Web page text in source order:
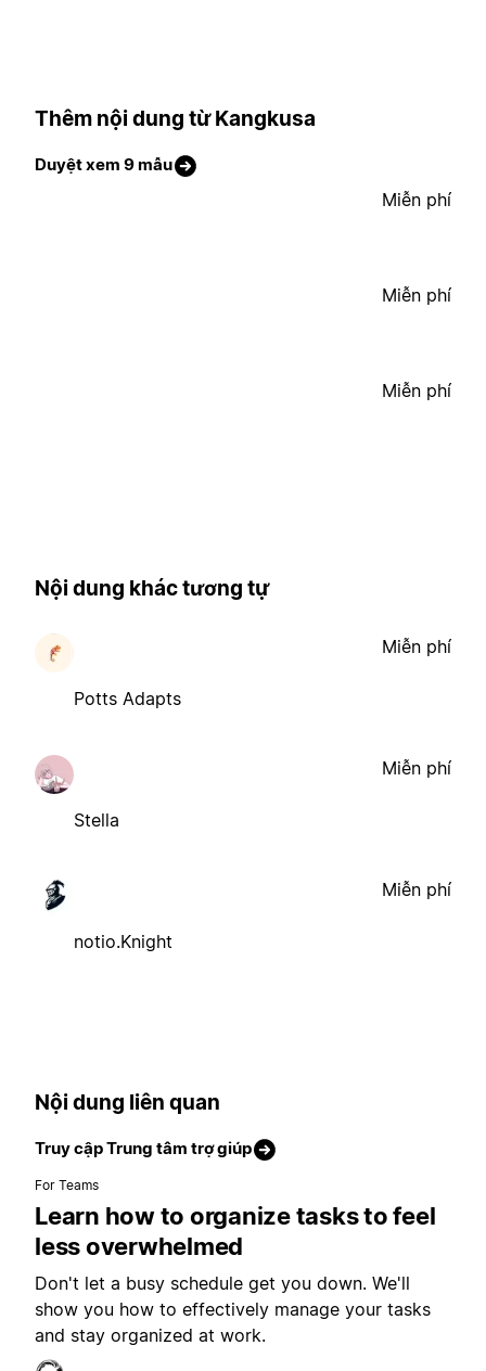
Thêm nội dung từ Kangkusa
Duyệt xem 9 mẫu
Miễn phí
Miễn phí
Miễn phí
Nội dung khác tương tự
Potts Adapts
Miễn phí
Stella
Miễn phí
notio.Knight
Miễn phí
Nội dung liên quan
Truy cập Trung tâm trợ giúp
For Teams
Learn how to organize tasks to feel
less overwhelmed
Don't let a busy schedule get you down. We'll
show you how to effectively manage your tasks
and stay organized at work.